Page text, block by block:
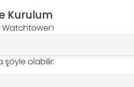
Kurulum
şöyle olabilir: